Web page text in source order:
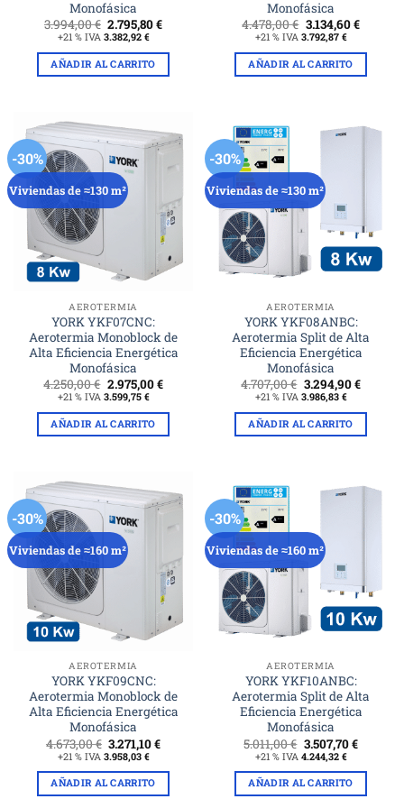
Monofásica
3.994,00€ El
precio
original
era:
3.994,00 €.
2.795,80€El
es:
+21 % IVA 3.382,92 €
AÑADIR AL CARRITO
Monofásica
4.478,00€ El
precio
original
era:
4.478,00 €.
3.134,60€El
es:
+21 % IVA 3.792,87 €
AÑADIR AL CARRITO
-30%
Viviendas de ≈130 m²
AEROTERMIA
YORK YKF07CNC:
Aerotermia Monoblock de
Alta Eficiencia Energética
Monofásica
4.250,00€ El
precio
original
era:
4.250,00 €.
2.975,00€El
es:
+21 % IVA 3.599,75 €
AÑADIR AL CARRITO
-30%
Viviendas de ≈130 m²
AEROTERMIA
YORK YKF08ANBC:
Aerotermia Split de Alta
Eficiencia Energética
Monofásica
4.707,00€ El
precio
original
era:
4.707,00 €.
3.294,90€El
es:
+21 % IVA 3.986,83 €
AÑADIR AL CARRITO
-30%
Viviendas de ≈160 m²
AEROTERMIA
YORK YKF09CNC:
Aerotermia Monoblock de
Alta Eficiencia Energética
Monofásica
4.673,00€ El
precio
original
era:
4.673,00 €.
3.271,10€El
es:
+21 % IVA 3.958,03 €
AÑADIR AL CARRITO
-30%
Viviendas de ≈160 m²
AEROTERMIA
YORK YKF10ANBC:
Aerotermia Split de Alta
Eficiencia Energética
Monofásica
5.011,00€ El
precio
original
era:
5.011,00 €.
3.507,70€El
es:
+21 % IVA 4.244,32 €
AÑADIR AL CARRITO